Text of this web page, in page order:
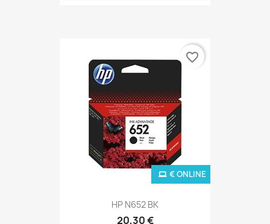
HP N652 BK
20,30 €
€ ONLINE
favorite_border